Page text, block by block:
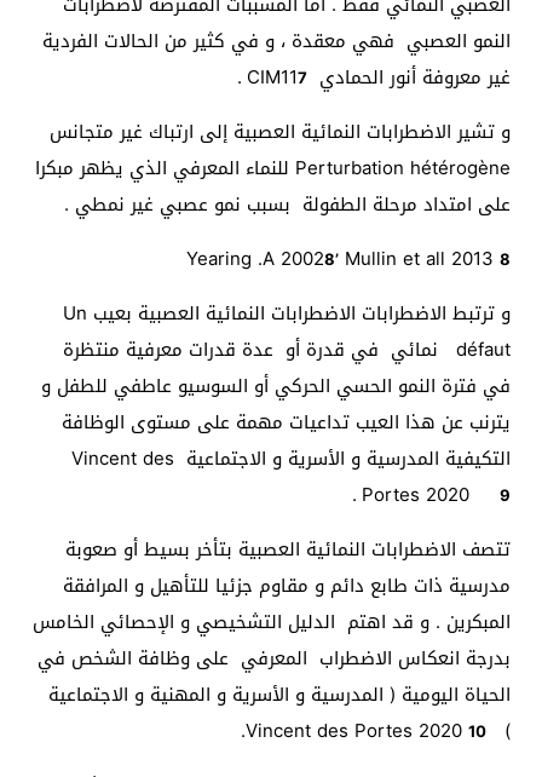
النمو العصبي فهي معقدة ، و في كثير من الحالات الفردية
غير معروفة أنور الحمادي CIM117
.
و تشير الاضطرابات النمائية العصبية إلى ارتباك غير متجانس
Perturbation hétérogène للنماء المعرفي الذي يظهر مبكرا
على امتداد مرحلة الطفولة بسبب نمو عصبي غير نمطي .
Yearing .A 20028’Mullin et all 2013 8
و ترتبط الاضطرابات الاضطرابات النمائية العصبية بعيب Un
défaut نمائي في قدرة أو عدة قدرات معرفية منتظرة
في فترة النمو الحسي الحركي أو السوسيو عاطفي للطفل و
يترنب عن هذا العيب تداعيات مهمة على مستوى الوظافة
التكيفية المدرسية و الأسرية و الاجتماعية Vincent des
Portes 2020 9
.
تتصف الاضطرابات النمائية العصبية بتأخر بسيط أو صعوبة
مدرسية ذات طابع دائم و مقاوم جزئيا للتأهيل و المرافقة
المبكرين . و قد اهتم الدليل التشخيصي و الإحصائي الخامس
بدرجة انعكاس الاضطراب المعرفي على وظافة الشخص في
الحياة اليومية ( المدرسية و الأسرية و المهنية و الاجتماعية
) Vincent des Portes 2020
10
.